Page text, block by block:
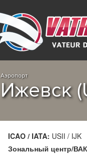
Аэропорт
Ижевск
ICAO / IATA: USII / IJK
Зональный центр/